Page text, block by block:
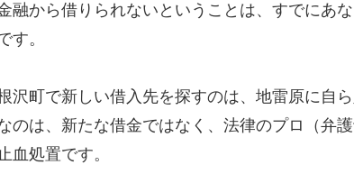
融から借りられないということは、すでにあ
す。
沢町で新しい借入先を探すのは、地雷原に自
のは、新たな借金ではなく、法律のプロ（弁
血処置です。